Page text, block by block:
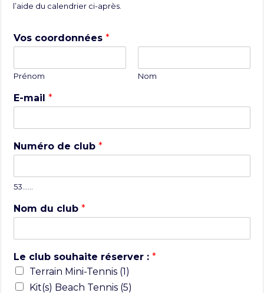
l’aide du calendrier ci-après.
Vos coordonnées*
Prénom Nom
E-mail*
Numéro de club*
53……
Nom du club*
Le club souhaite réserver :*
Terrain Mini-Tennis (1)
Kit(s) Beach Tennis (5)